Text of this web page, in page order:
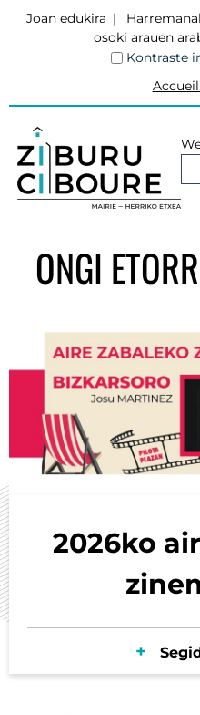
Joan edukira
osoki arauen
Kontraste
ONGI
2026ko